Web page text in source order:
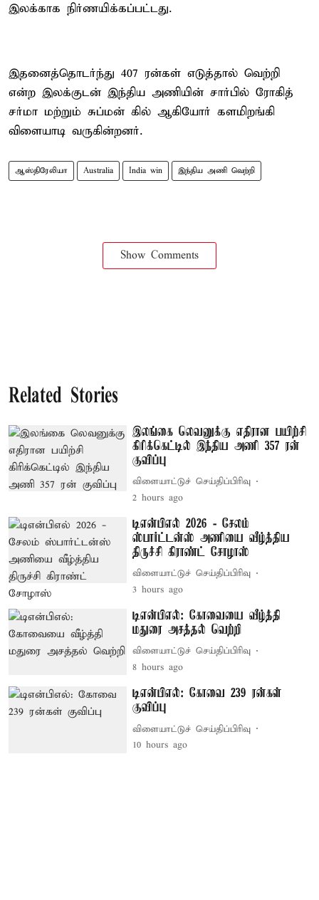
இலக்காக நிர்ணயிக்கப்பட்டது.
இதனைத்தொடர்ந்து 407 ரன்கள் எடுத்தால் வெற்றி
என்ற இலக்குடன் இந்திய அணியின் சார்பில் ரோகித்
சர்மா மற்றும் சுப்மன் கில் ஆகியோர் களமிறங்கி
விளையாடி வருகின்றனர்.
ஆஸ்திரேலியா Australia India win இந்திய அணி வெற்றி
Show Comments
Related Stories
இலங்கை லெவனுக்கு எதிரான பயிற்சி
கிரிக்கெட்டில் இந்திய அணி 357 ரன்
குவிப்பு
விளையாட்டுச் செய்திப்பிரிவு
2 hours ago
டிஎன்பிஎல் 2026 - சேலம்
ஸ்பார்ட்டன்ஸ் அணியை வீழ்த்திய
திருச்சி கிராண்ட் சோழாஸ்
விளையாட்டுச் செய்திப்பிரிவு
3 hours ago
டிஎன்பிஎல்: கோவையை வீழ்த்தி
மதுரை அசத்தல் வெற்றி
விளையாட்டுச் செய்திப்பிரிவு
8 hours ago
டிஎன்பிஎல்: கோவை 239 ரன்கள்
குவிப்பு
விளையாட்டுச் செய்திப்பிரிவு
10 hours ago